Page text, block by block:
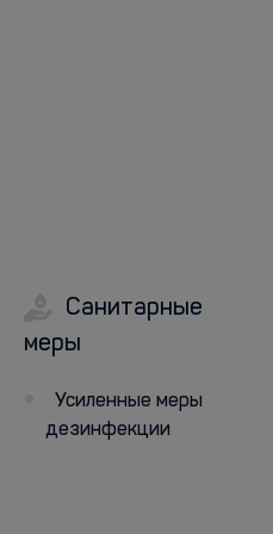
Санитарные
меры
Усиленные меры
дезинфекции